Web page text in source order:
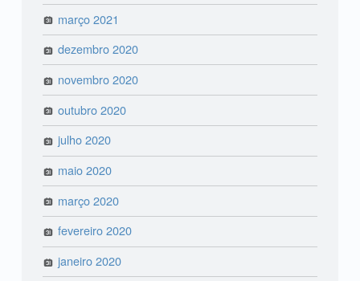
março 2021
dezembro 2020
novembro 2020
outubro 2020
julho 2020
maio 2020
março 2020
fevereiro 2020
janeiro 2020